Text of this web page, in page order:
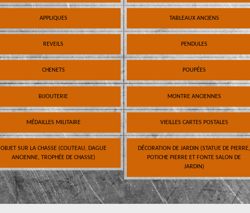
APPLIQUES TABLEAUX ANCIENS
REVEILS PENDULES
CHENETS POUPÉES
BIJOUTERIE MONTRE ANCIENNES
MÉDAILLES MILITAIRE VIEILLES CARTES POSTALES
OBJET SUR LA CHASSE (COUTEAU, DAGUE
ANCIENNE, TROPHÉE DE CHASSE)
DÉCORATION DE JARDIN (STATUE DE PIERRE,
POTICHE PIERRE ET FONTE SALON DE
JARDIN)